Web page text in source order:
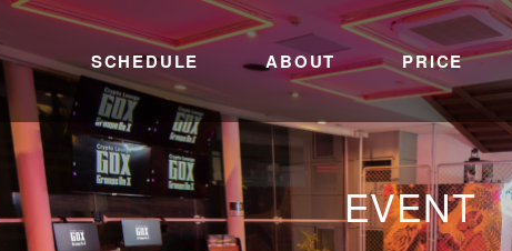
SCHEDULE ABOUT PRICE
EVENT